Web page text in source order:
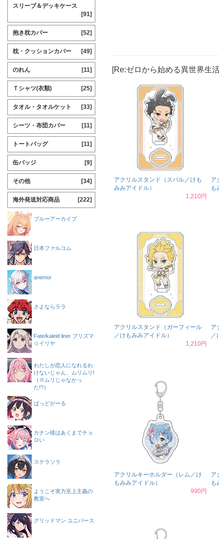
[Re:ゼロから始める異世界生
アクリルスタンド（スバル／けも
みみアイドル）
1,210円
ア
も
アクリルスタンド（ガーフィール
／けもみみアイドル）
1,210円
ア
／
アクリルキーホルダー（レム／け
もみみアイドル）
990円
ア
も
スリーブ＆デッキケース
[91]
抱き枕カバー [52]
枕・クッションカバー [49]
のれん [11]
Ｔシャツ(衣類) [25]
タオル・タオルケット [33]
シーツ・布団カバー [11]
トートバッグ [11]
缶バッジ [9]
その他 [34]
海外発送対応商品 [222]
ブルーアーカイブ
日本ファルコム
anemoi
さよならララ
Fate/kaleid liner プリズマ
☆イリヤ
わたしが恋人になれるわ
けないじゃん、ムリムリ!
（※ムリじゃなかっ
た!?）
ばっどがーる
カナン様はあくまでチョ
ロい
ステラソラ
ようこそ実力至上主義の
教室へ
グリッドマン ユニバース